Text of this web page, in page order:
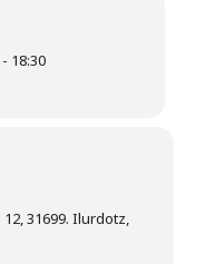
18:30
31699. Ilurdotz,